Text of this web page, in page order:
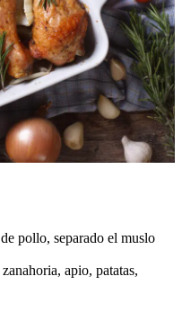
pollo, separado el muslo
apio, patatas,